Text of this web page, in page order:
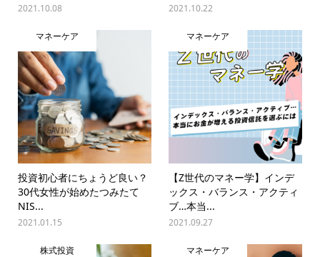
2021.10.08 2021.10.22
マネーケア
投資初心者にちょうど良い？
30代女性が始めたつみたて
NIS...
2021.01.15
マネーケア
【Z世代のマネー学】インデ
ックス・バランス・アクティ
ブ…本当...
2021.09.27
株式投資 マネーケア